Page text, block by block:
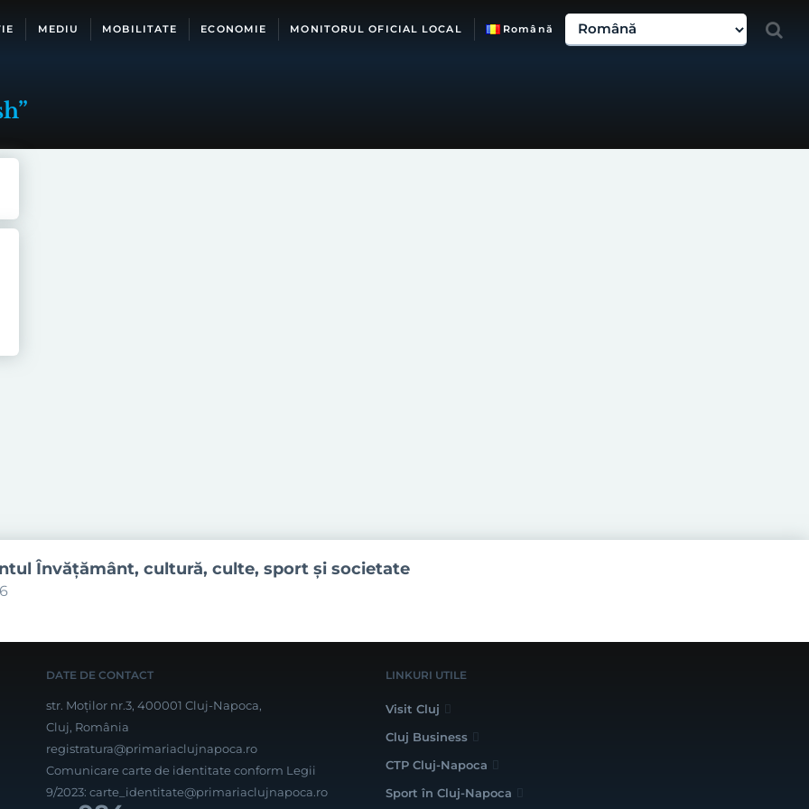
MEDIU MOBILITATE ECONOMIE MONITORUL OFICIAL LOCAL Română
Învăţământ, cultură, culte, sport şi societate
DATE DE CONTACT
str. Moților nr.3, 400001 Cluj-Napoca,
Cluj, România
registratura@primariaclujnapoca.ro
Comunicare carte de identitate conform Legii
9/2023: carte_identitate@primariaclujnapoca.ro
LINKURI UTILE
Visit Cluj
Cluj Business
CTP Cluj-Napoca
Sport în Cluj-Napoca